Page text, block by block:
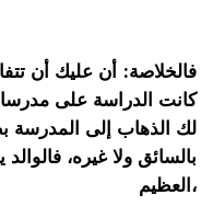
فالخلاصة: أن عليك أن
كانت الدراسة على
لك الذهاب إلى المدرسة
بالسائق ولا غيره،
العظيم،